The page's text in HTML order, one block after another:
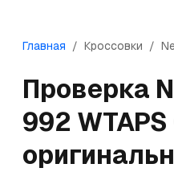
Главная / Кроссовки /
Проверка
992